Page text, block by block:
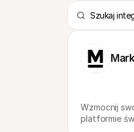
Wzmocnij
platformie